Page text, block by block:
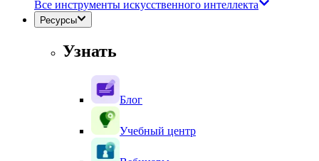
Все инструменты искусственного интеллекта
Ресурсы
Узнать
Блог
Учебный центр